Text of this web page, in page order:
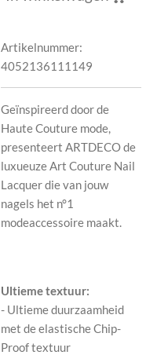
Artikelnummer:
4052136111149
Geïnspireerd door de
Haute Couture mode,
presenteert ARTDECO de
luxueuze Art Couture Nail
Lacquer die van jouw
nagels het n°1
modeaccessoire maakt.
Ultieme textuur:
- Ultieme duurzaamheid
met de elastische Chip-
Proof textuur